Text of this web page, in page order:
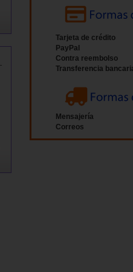
Tarjeta de crédito
PayPal
Contra reembolso
Transferencia
Mensajería
Correos